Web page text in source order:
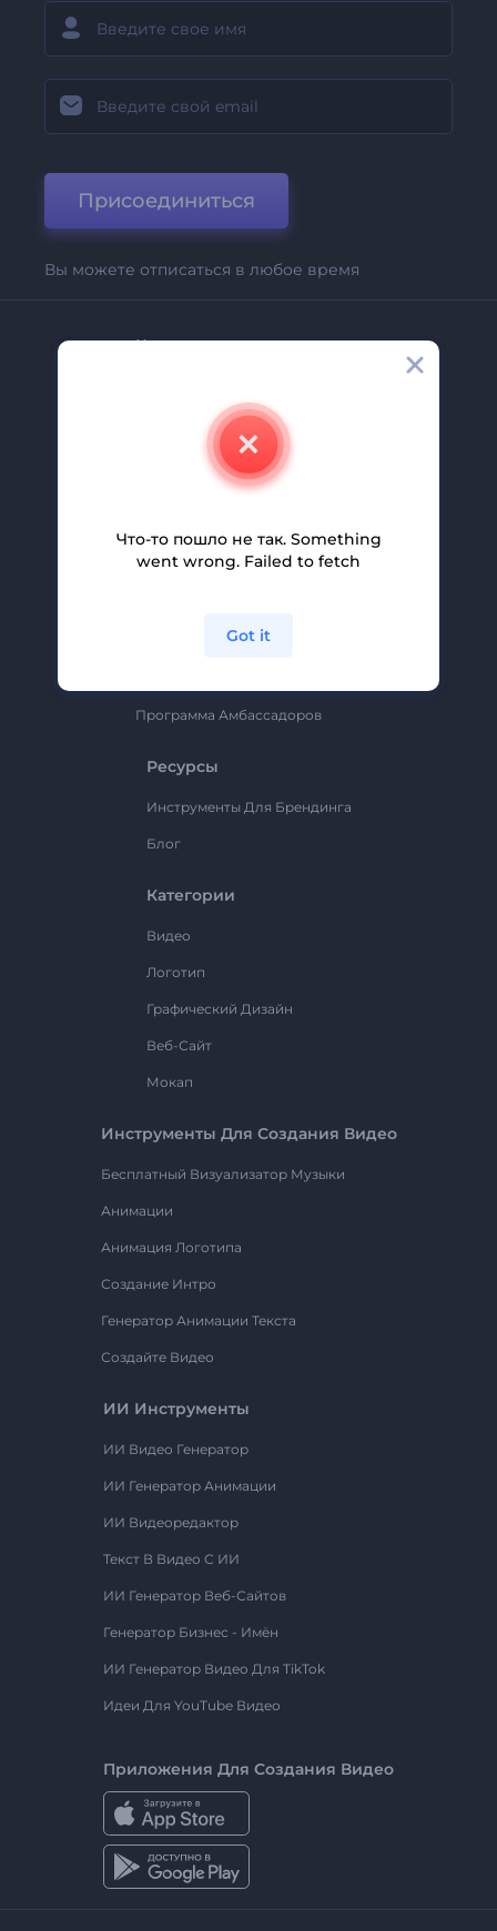
Присоединиться
Вы можете отписаться в любое время
Компания
Свяжитесь С Нами
Помощь И Поддержка
Партнерская Программа
Политика Конфиденциальности
Программа Амбассадоров
Ресурсы
Инструменты Для Брендинга
Блог
Категории
Видео
Логотип
Графический Дизайн
Веб-Сайт
Мокап
Инструменты Для Создания Видео
Бесплатный Визуализатор Музыки
Анимации
Анимация Логотипа
Создание Интро
Генератор Анимации Текста
Создайте Видео
ИИ Инструменты
ИИ Видео Генератор
ИИ Генератор Анимации
ИИ Видеоредактор
Текст В Видео С ИИ
ИИ Генератор Веб-Сайтов
Генератор Бизнес - Имён
ИИ Генератор Видео Для TikTok
Идеи Для YouTube Видео
Приложения Для Создания Видео
Что-то пошло не так. Something
went wrong. Failed to fetch
Got it